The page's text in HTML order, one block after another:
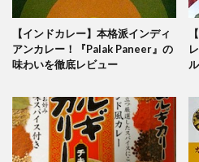
【インドカレー】本格派インディ
アンカレー！『Palak Paneer』の
味わいを徹底レビュー